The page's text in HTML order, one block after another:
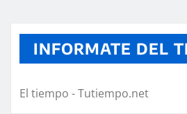
INFORMATE DEL
El tiempo - Tutiempo.net